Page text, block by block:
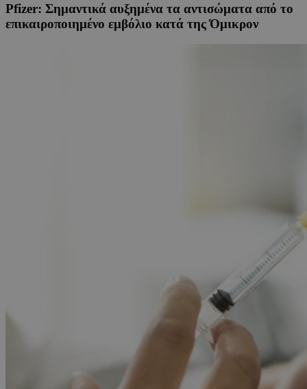
Pfizer: Σημαντικά αυξημένα τα αντισώματα από το
επικαιροποιημένο εμβόλιο κατά της Όμικρον